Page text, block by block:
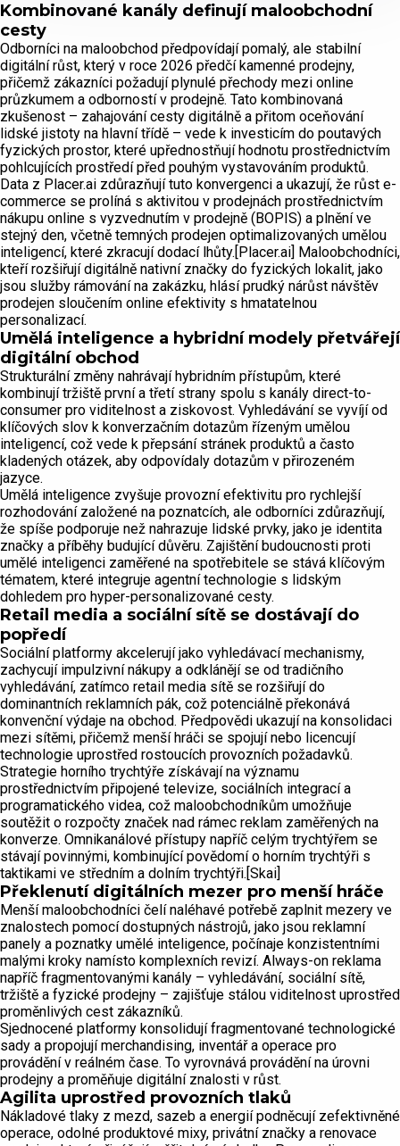
Kombinované kanály definují maloobchodní
cesty
Odborníci na maloobchod předpovídají pomalý, ale stabilní
digitální růst, který v roce 2026 předčí kamenné prodejny,
přičemž zákazníci požadují plynulé přechody mezi online
průzkumem a odborností v prodejně. Tato kombinovaná
zkušenost – zahajování cesty digitálně a přitom oceňování
lidské jistoty na hlavní třídě – vede k investicím do poutavých
fyzických prostor, které upřednostňují hodnotu prostřednictvím
pohlcujících prostředí před pouhým vystavováním produktů.
Data z Placer.ai zdůrazňují tuto konvergenci a ukazují, že růst e-
commerce se prolíná s aktivitou v prodejnách prostřednictvím
nákupu online s vyzvednutím v prodejně (BOPIS) a plnění ve
stejný den, včetně temných prodejen optimalizovaných umělou
inteligencí, které zkracují dodací lhůty.[Placer.ai] Maloobchodníci,
kteří rozšiřují digitálně nativní značky do fyzických lokalit, jako
jsou služby rámování na zakázku, hlásí prudký nárůst návštěv
prodejen sloučením online efektivity s hmatatelnou
personalizací.
Umělá inteligence a hybridní modely přetvářejí
digitální obchod
Strukturální změny nahrávají hybridním přístupům, které
kombinují tržiště první a třetí strany spolu s kanály direct-to-
consumer pro viditelnost a ziskovost. Vyhledávání se vyvíjí od
klíčových slov k konverzačním dotazům řízeným umělou
inteligencí, což vede k přepsání stránek produktů a často
kladených otázek, aby odpovídaly dotazům v přirozeném
jazyce.
Umělá inteligence zvyšuje provozní efektivitu pro rychlejší
rozhodování založené na poznatcích, ale odborníci zdůrazňují,
že spíše podporuje než nahrazuje lidské prvky, jako je identita
značky a příběhy budující důvěru. Zajištění budoucnosti proti
umělé inteligenci zaměřené na spotřebitele se stává klíčovým
tématem, které integruje agentní technologie s lidským
dohledem pro hyper-personalizované cesty.
Retail media a sociální sítě se dostávají do
popředí
Sociální platformy akcelerují jako vyhledávací mechanismy,
zachycují impulzivní nákupy a odklánějí se od tradičního
vyhledávání, zatímco retail media sítě se rozšiřují do
dominantních reklamních pák, což potenciálně překonává
konvenční výdaje na obchod. Předpovědi ukazují na konsolidaci
mezi sítěmi, přičemž menší hráči se spojují nebo licencují
technologie uprostřed rostoucích provozních požadavků.
Strategie horního trychtýře získávají na významu
prostřednictvím připojené televize, sociálních integrací a
programatického videa, což maloobchodníkům umožňuje
soutěžit o rozpočty značek nad rámec reklam zaměřených na
konverze. Omnikanálové přístupy napříč celým trychtýřem se
stávají povinnými, kombinující povědomí o horním trychtýři s
taktikami ve středním a dolním trychtýři.[Skai]
Překlenutí digitálních mezer pro menší hráče
Menší maloobchodníci čelí naléhavé potřebě zaplnit mezery ve
znalostech pomocí dostupných nástrojů, jako jsou reklamní
panely a poznatky umělé inteligence, počínaje konzistentními
malými kroky namísto komplexních revizí. Always-on reklama
napříč fragmentovanými kanály – vyhledávání, sociální sítě,
tržiště a fyzické prodejny – zajišťuje stálou viditelnost uprostřed
proměnlivých cest zákazníků.
Sjednocené platformy konsolidují fragmentované technologické
sady a propojují merchandising, inventář a operace pro
provádění v reálném čase. To vyrovnává provádění na úrovni
prodejny a proměňuje digitální znalosti v růst.
Agilita uprostřed provozních tlaků
Nákladové tlaky z mezd, sazeb a energií podněcují zefektivněné
operace, odolné produktové mixy, privátní značky a renovace